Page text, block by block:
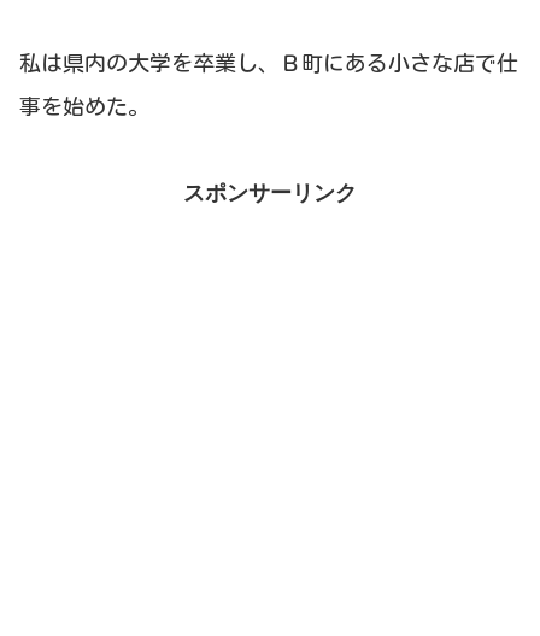
私は県内の大学を卒業し、Ｂ町にある小さな店で仕
事を始めた。
スポンサーリンク